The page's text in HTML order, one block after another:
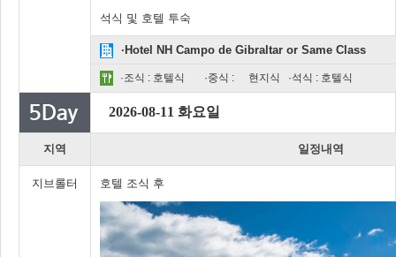
석식 및 호텔 투숙
·Hotel NH Campo de Gibraltar or Same Class
·조식 : 호텔식 ·중식 : 현지식 ·석식 : 호텔식
2026-08-11 화요일
지역 일정내역
지브롤터 호텔 조식 후